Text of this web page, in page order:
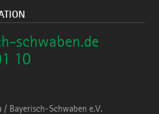
schwaben.de
10
Bayerisch-Schwaben e.V.